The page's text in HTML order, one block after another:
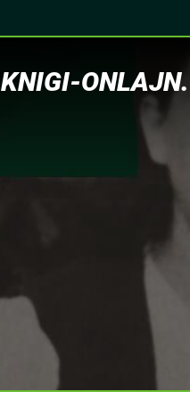
KNIGI-